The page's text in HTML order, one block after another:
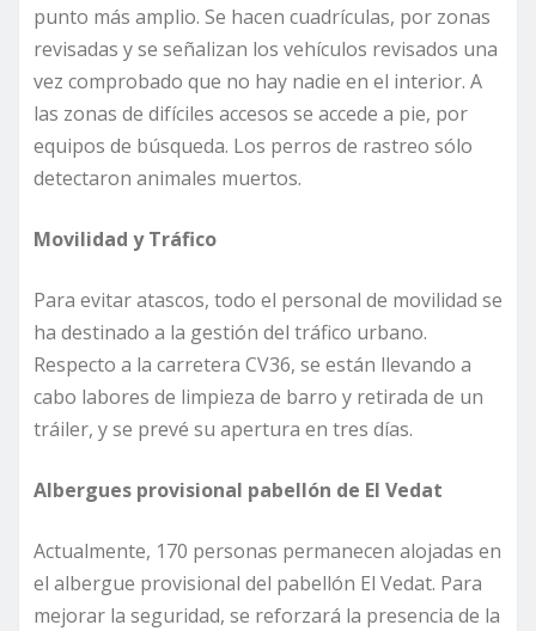
punto más amplio. Se hacen cuadrículas, por zonas
revisadas y se señalizan los vehículos revisados una
vez comprobado que no hay nadie en el interior. A
las zonas de difíciles accesos se accede a pie, por
equipos de búsqueda. Los perros de rastreo sólo
detectaron animales muertos.
Movilidad y Tráfico
Para evitar atascos, todo el personal de movilidad se
ha destinado a la gestión del tráfico urbano.
Respecto a la carretera CV36, se están llevando a
cabo labores de limpieza de barro y retirada de un
tráiler, y se prevé su apertura en tres días.
Albergues provisional pabellón de El Vedat
Actualmente, 170 personas permanecen alojadas en
el albergue provisional del pabellón El Vedat. Para
mejorar la seguridad, se reforzará la presencia de la